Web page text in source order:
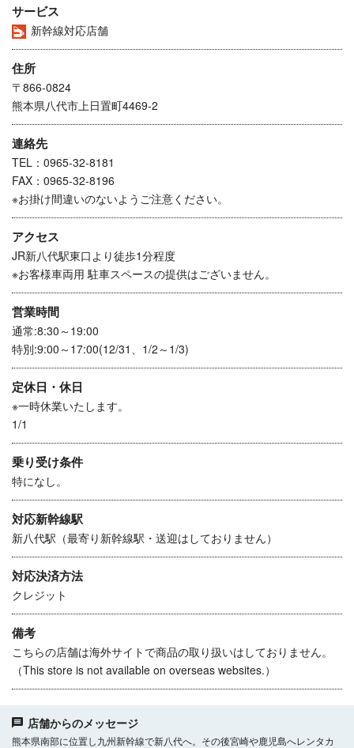
サービス
新幹線対応店舗
住所
〒866-0824
熊本県八代市上日置町4469-2
連絡先
TEL：0965-32-8181
FAX：0965-32-8196
※お掛け間違いのないようご注意ください。
アクセス
JR新八代駅東口より徒歩1分程度
※お客様車両用 駐車スペースの提供はございません。
営業時間
通常:8:30～19:00
特別:9:00～17:00(12/31、1/2～1/3)
定休日・休日
※一時休業いたします。
1/1
乗り受け条件
特になし。
対応新幹線駅
新八代駅（最寄り新幹線駅・送迎はしておりません）
対応決済方法
クレジット
備考
こちらの店舗は海外サイトで商品の取り扱いはしておりません。
（This store is not available on overseas websites.）
店舗からのメッセージ
熊本県南部に位置し九州新幹線で新八代へ。その後宮崎や鹿児島へレンタカ